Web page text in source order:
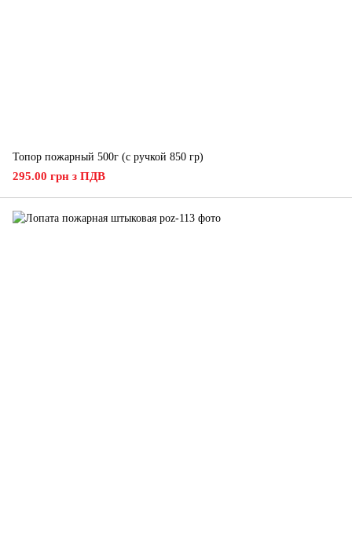
Топор пожарный 500г (с ручкой 850 гр)
295.00 грн з ПДВ